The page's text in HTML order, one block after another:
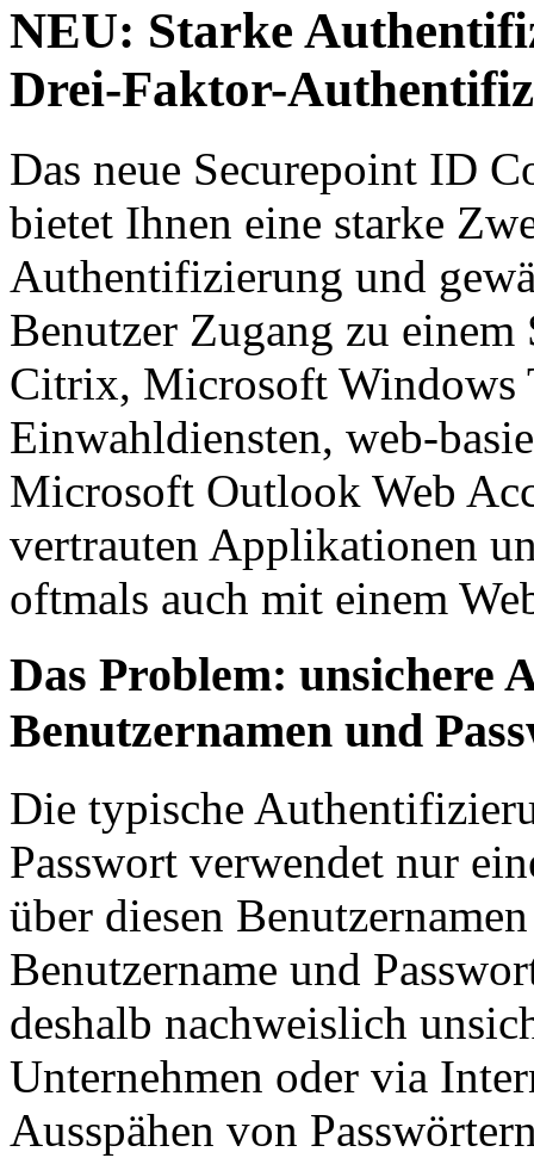
NEU: Starke
Drei-Faktor-
Das neue Securepoint ID
bietet Ihnen eine starke
Authentifizierung und
Benutzer Zugang zu
Citrix, Microsoft Windows
Einwahldiensten, web-
Microsoft Outlook Web
vertrauten Applikationen
oftmals auch mit einem
Das Problem: unsichere
Benutzernamen und
Die typische
Passwort verwendet nur
über diesen
Benutzername und
deshalb nachweislich
Unternehmen oder via
Ausspähen von